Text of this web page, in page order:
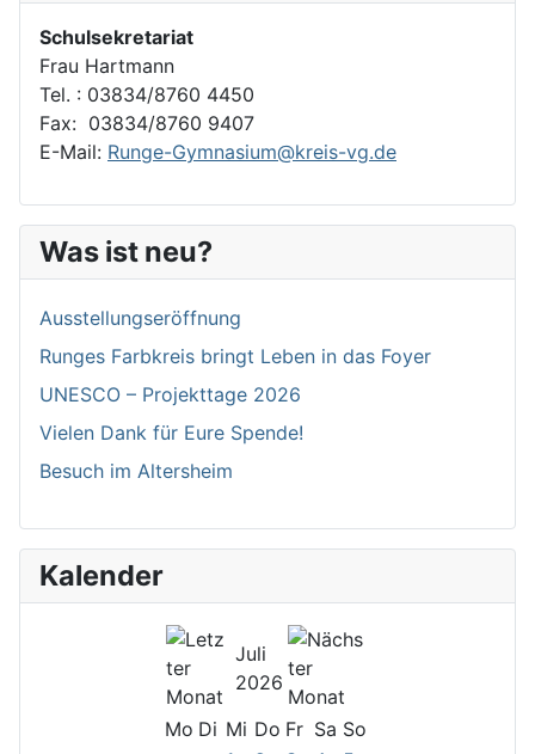
Schulsekretariat
Frau Hartmann
Tel. : 03834/8760 4450
Fax: 03834/8760 9407
E-Mail: Runge-Gymnasium@kreis-vg.de
Was ist neu?
Ausstellungseröffnung
Runges Farbkreis bringt Leben in das Foyer
UNESCO – Projekttage 2026
Vielen Dank für Eure Spende!
Besuch im Altersheim
Kalender
Juli
2026
Mo Di Mi Do Fr Sa So